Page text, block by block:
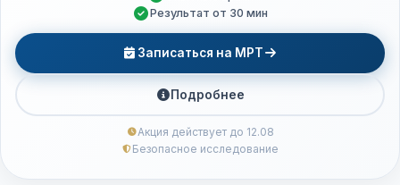
Результат от 30 мин
Записаться на МРТ
Подробнее
Акция действует до 12.08
Безопасное исследование